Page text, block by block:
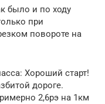
было и по ходу
при
повороте на
Хороший старт!
дороге.
2,6рэ на 1км